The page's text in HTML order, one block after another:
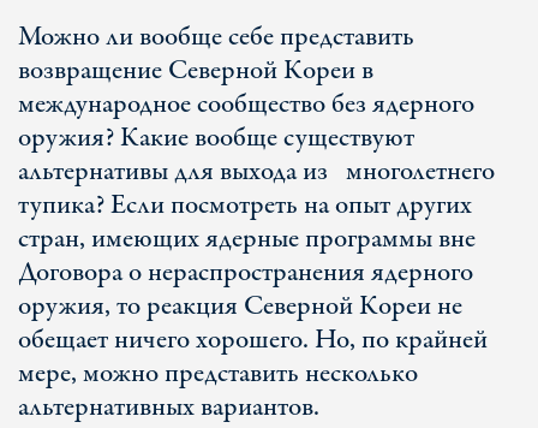
Можно ли вообще себе представить
возвращение Северной Кореи в
международное сообщество без ядерного
оружия? Какие вообще существуют
альтернативы для выхода из многолетнего
тупика? Если посмотреть на опыт других
стран, имеющих ядерные программы вне
Договора о нераспространения ядерного
оружия, то реакция Северной Кореи не
обещает ничего хорошего. Но, по крайней
мере, можно представить несколько
альтернативных вариантов.